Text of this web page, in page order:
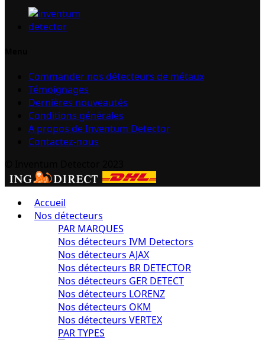
Commander nos détecteurs de métaux
Témoignages
Dernières nouveautés
Conditions générales
A propos de Inventum Detector
Contactez-nous
Accueil
Nos détecteurs
PAR MARQUES
Nos détecteurs IVM Detectors
Nos détecteurs AJAX
Nos détecteurs BR DETECTOR
Nos détecteurs GER DETECT
Nos détecteurs LORENZ
Nos détecteurs OKM
Nos détecteurs VERTEX
PAR TYPES